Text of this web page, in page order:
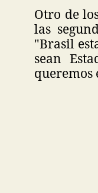
Otro de
las
"Brasil
sean
queremos